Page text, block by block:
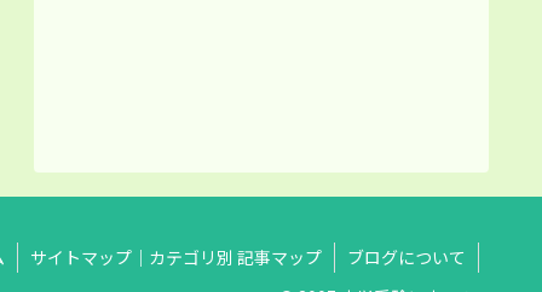
サイトマップ｜カテゴリ別 記事マップ
ブログについて